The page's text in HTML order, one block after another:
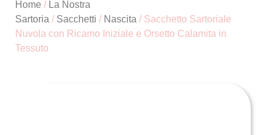
Home / La Nostra
Sartoria / Sacchetti / Nascita / Sacchetto Sartoriale
Nuvola con Ricamo Iniziale e Orsetto Calamita in
Tessuto